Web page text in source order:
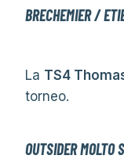
BRECHEMIER /
La TS4
torneo.
OUTSIDER MOLTO